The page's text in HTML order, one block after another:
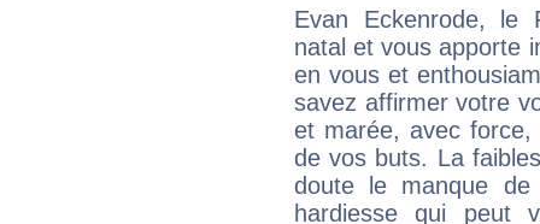
Evan Eckenrode, le
natal et vous apporte
en vous et
savez affirmer votre
et marée, avec
de vos buts. La
doute le manque
hardiesse qui peut